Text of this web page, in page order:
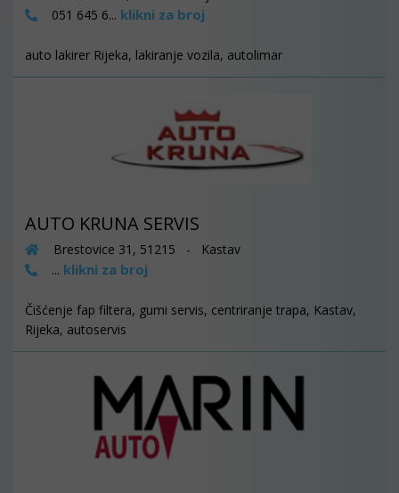
051 645 6... klikni za broj
auto lakirer Rijeka, lakiranje vozila, autolimar
AUTO KRUNA SERVIS
Brestovice 31, 51215 - Kastav
... klikni za broj
Čišćenje fap filtera, gumi servis, centriranje trapa, Kastav,
Rijeka, autoservis